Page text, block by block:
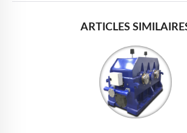
ARTICLES